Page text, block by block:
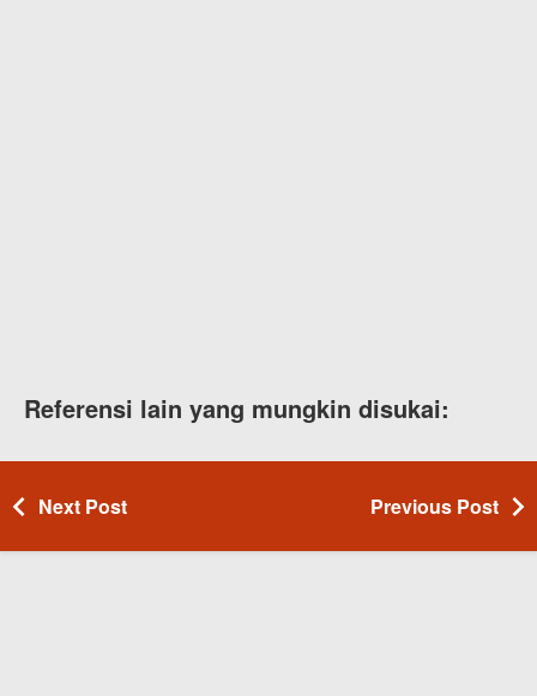
Referensi lain yang mungkin disukai:
Next Post Previous Post